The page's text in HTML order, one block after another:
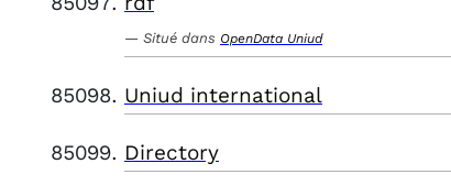
Situé dans OpenData Uniud
Uniud international
Directory